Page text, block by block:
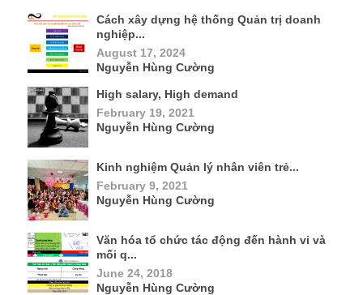
Cách xây dựng hệ thống Quản trị doanh
nghiệp...
August 17, 2024
Nguyễn Hùng Cường
High salary, High demand
February 19, 2021
Nguyễn Hùng Cường
Kinh nghiệm Quản lý nhân viên trẻ...
February 9, 2021
Nguyễn Hùng Cường
Văn hóa tổ chức tác động đến hành vi và
mối q...
June 24, 2018
Nguyễn Hùng Cường